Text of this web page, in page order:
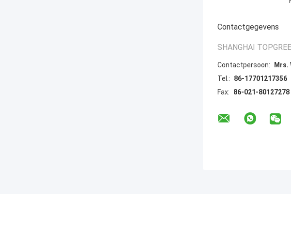
Contactgegevens
SHANGHAI
Contactpersoon:
Mrs.
Tel.:
86-17701217356
Fax:
86-021-80127278